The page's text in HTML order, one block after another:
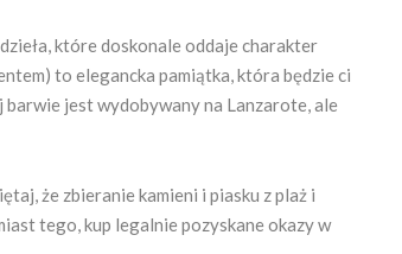
które doskonale oddaje charakter
to elegancka pamiątka, która będzie ci
barwie jest wydobywany na Lanzarote, ale
że zbieranie kamieni i piasku z plaż i
tego, kup legalnie pozyskane okazy w